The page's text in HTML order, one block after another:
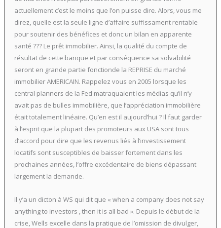
actuellement c’est le moins que l’on puisse dire. Alors, vous me
direz, quelle est la seule ligne d’affaire suffissament rentable
pour soutenir des bénéfices et donc un bilan en apparente
santé ??? Le prêt immobilier. Ainsi, la qualité du compte de
résultat de cette banque et par conséquence sa solvabilité
seront en grande partie fonctionde la REPRISE du marché
immobilier AMERICAIN. Rappelez vous en 2005 lorsque les
central planners de la Fed matraquaient les médias qu’il n’y
avait pas de bulles immobilière, que l’appréciation immobilière
était totalement linéaire. Qu’en est il aujourd’hui ? Il faut garder
à l’esprit que la plupart des promoteurs aux USA sont tous
d’accord pour dire que les revenus liés à l’investissement
locatifs sont susceptibles de baisser fortement dans les
prochaines années, l’offre excédentaire de biens dépassant
largement la demande.
Il y’a un dicton à WS qui dit que « when a company does not say
anything to investors , then it is all bad ». Depuis le début de la
crise, Wells excelle dans la pratique de l’omission de divulger,